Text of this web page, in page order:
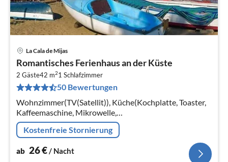
La Cala de Mijas
Romantisches Ferienhaus an der Küste
2 Gäste42 m21 Schlafzimmer
50 Bewertungen
Wohnzimmer(TV(Satellit)), Küche(Kochplatte, Toaster,
Kaffeemaschine, Mikrowelle,
Kühl-/Gefrierkombination), Schlafzimmer(Doppelbett),
Badezimmer(Badewanne, Toilette, Bidet)
Kostenfreie Stornierung
ab 26€/ Nacht